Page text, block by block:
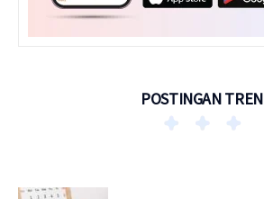
POSTINGAN TREN